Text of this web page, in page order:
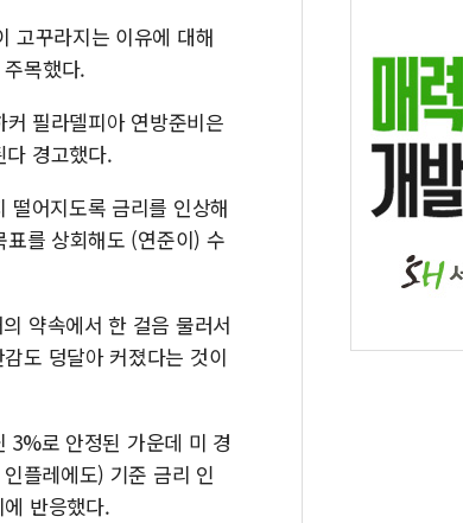
고꾸라지는 이유에 대해
목했다.
필라델피아 연방준비은
다 경고했다.
어지도록 금리를 인상해
를 상회해도 (연준이) 수
약속에서 한 걸음 물러서
도 덩달아 커졌다는 것이
3%로 안정된 가운데 미 경
플레에도) 기준 금리 인
반응했다.